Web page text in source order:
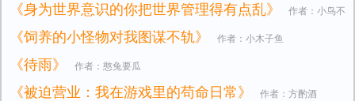
《身为世界意识的你把世界管理得有点乱》 作者：小鸟不
是小鸡
《饲养的小怪物对我图谋不轨》 作者：小木子鱼
《待雨》 作者：憨兔要瓜
《被迫营业：我在游戏里的苟命日常》 作者：方酌酒